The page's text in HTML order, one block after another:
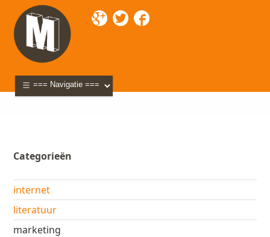
Categorieën
internet
literatuur
marketing